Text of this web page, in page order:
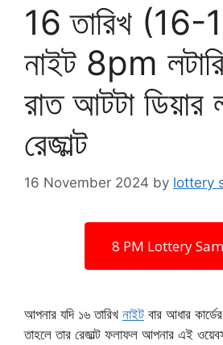
16 তারিখ
নাইট 8pm
রাত আটটা ডিয়ার
রেজাল্ট
16 November 2024 by lottery
8 PM Lottery
আপনার যদি ১৬ তারিখ নাইট বার আধার
তাহলে তার রেজাল্ট ফলাফল আপনার এই